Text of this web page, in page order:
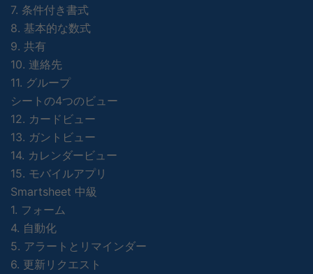
7. 条件付き書式
8. 基本的な数式
9. 共有
10. 連絡先
11. グループ
シートの4つのビュー
12. カードビュー
13. ガントビュー
14. カレンダービュー
15. モバイルアプリ
Smartsheet 中級
1. フォーム
4. 自動化
5. アラートとリマインダー
6. 更新リクエスト